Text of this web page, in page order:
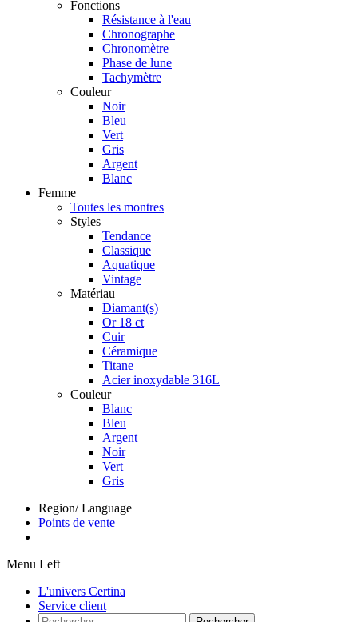
Fonctions
Résistance à l'eau
Chronographe
Chronomètre
Phase de lune
Tachymètre
Couleur
Noir
Bleu
Vert
Gris
Argent
Blanc
Femme
Toutes les montres
Styles
Tendance
Classique
Aquatique
Vintage
Matériau
Diamant(s)
Or 18 ct
Cuir
Céramique
Titane
Acier inoxydable 316L
Couleur
Blanc
Bleu
Argent
Noir
Vert
Gris
Region/ Language
Points de vente
Menu Left
L'univers Certina
Service client